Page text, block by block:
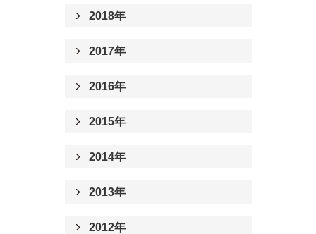
2018年
2017年
2016年
2015年
2014年
2013年
2012年